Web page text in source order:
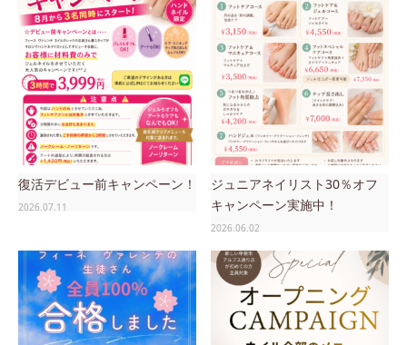
復活デビュー前キャンペーン！
2026.07.11
ジュニアネイリスト30％オフ
キャンペーン実施中！
2026.06.02